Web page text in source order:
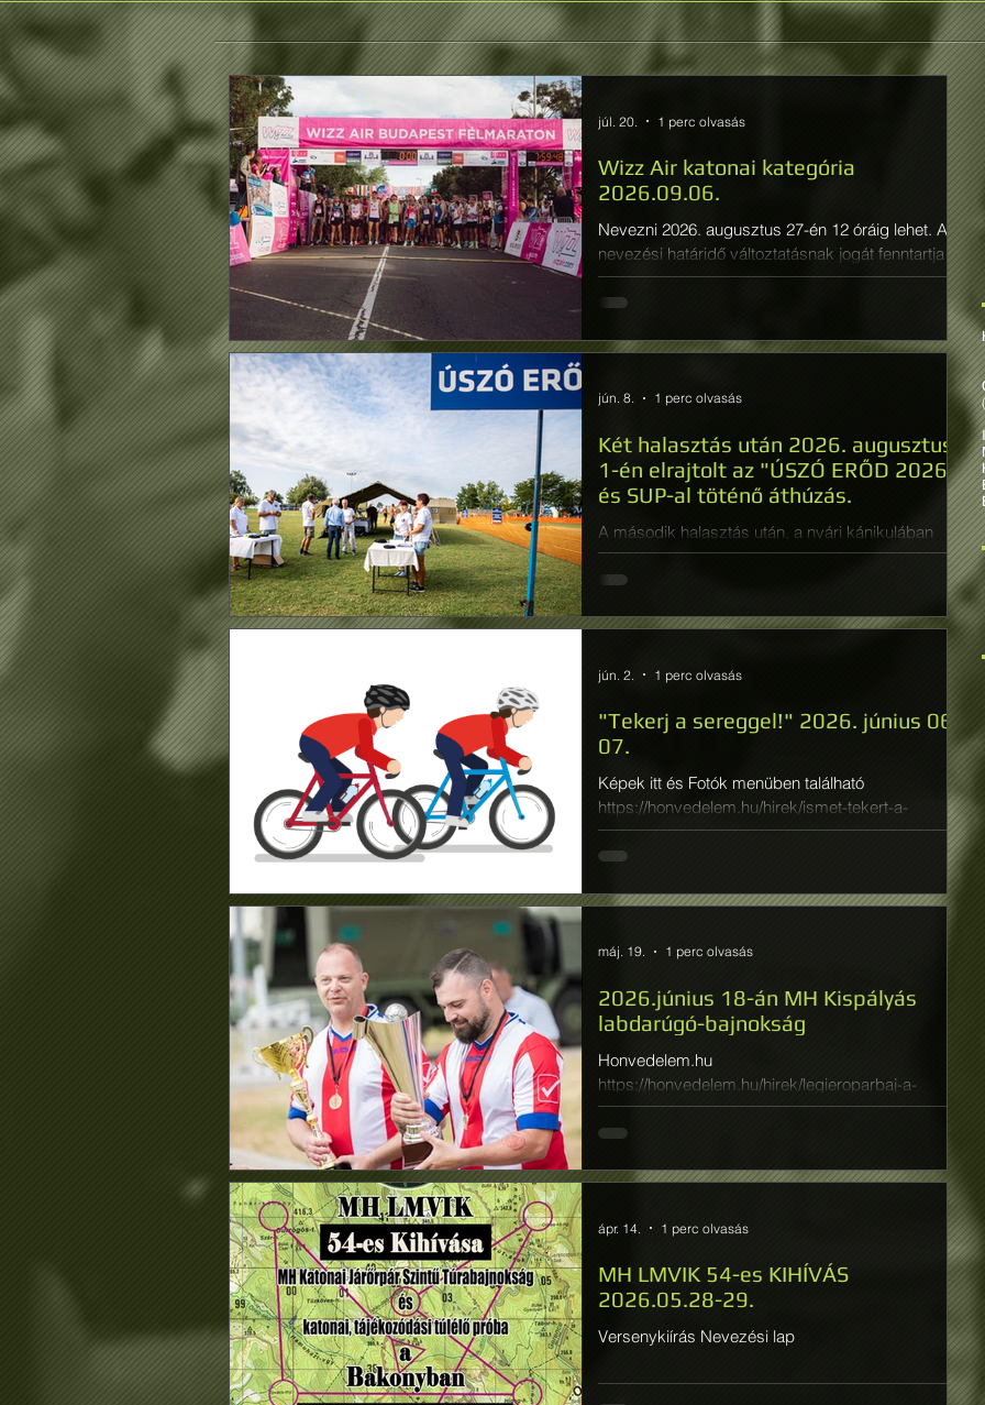
Wizz Air katonai kategória
2026.09.06.
Nevezni 2026. augusztus 27-én 12 óráig lehet. A
nevezési határidő változtatásnak jogát fenntartja a
HOSOSZ!
júl. 20. 1 perc olvasás
Két halasztás után 2026. augusztus
1-én elrajtolt az "ÚSZÓ ERŐD 2026"
és SUP-al töténő áthúzás.
A második halasztás után, a nyári kánikulában
elrajtolt az Úszó Erőd kötelék és a SUP-al történő
áthúzás. AZ ÚSZÓ ERŐD kihívás résztvevői
https://bsieredmenylista.hu/lidl-balaton-atuszas-
Honvedelem.hu:https://honvedelem.hu/hirek/megh
jún. 8. 1 perc olvasás
"Tekerj a sereggel!" 2026. június 06-
07.
Képek itt és Fotók menüben található
https://honvedelem.hu/hirek/ismet-tekert-a-
sereg.html
jún. 2. 1 perc olvasás
2026.június 18-án MH Kispályás
labdarúgó-bajnokság
Honvedelem.hu
https://honvedelem.hu/hirek/legieroparbaj-a-
futballpalyan.html
máj. 19. 1 perc olvasás
MH LMVIK 54-es KIHÍVÁS
2026.05.28-29.
Versenykiírás Nevezési lap
ápr. 14. 1 perc olvasás